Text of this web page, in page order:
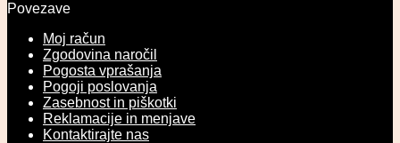
Povezave
Moj račun
Zgodovina naročil
Pogosta vprašanja
Pogoji poslovanja
Zasebnost in piškotki
Reklamacije in menjave
Kontaktirajte nas